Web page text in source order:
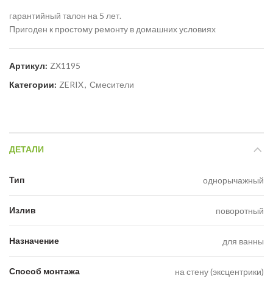
гарантийный талон на 5 лет.
Пригоден к простому ремонту в домашних условиях
Артикул: ZX1195
Категории: ZERIX, Смесители
ДЕТАЛИ
Тип однорычажный
Излив поворотный
Назначение для ванны
Способ монтажа на стену (эксцентрики)